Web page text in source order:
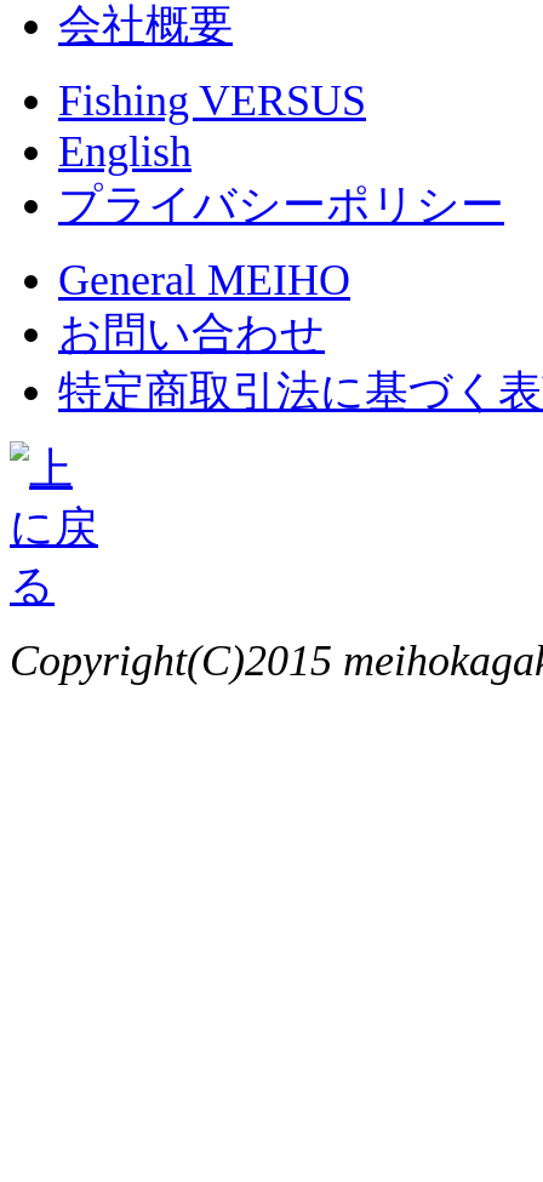
会社概要
Fishing VERSUS
English
プライバシーポリシー
General MEIHO
お問い合わせ
特定商取引法に基づく
Copyright(C)2015